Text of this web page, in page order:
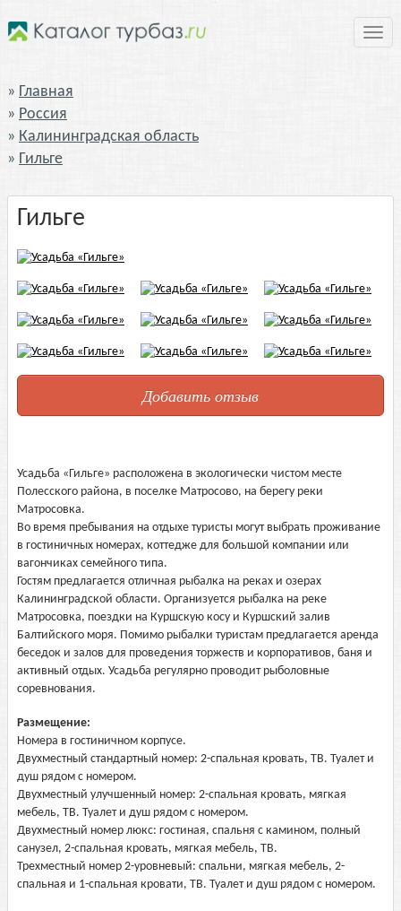
Главная
Россия
Калининградская область
Гильге
Гильге
Добавить отзыв
Усадьба «Гильге» расположена в экологически чистом месте
Полесского района, в поселке Матросово, на берегу реки
Матросовка.
Во время пребывания на отдыхе туристы могут выбрать проживание
в гостиничных номерах, коттедже для большой компании или
вагончиках семейного типа.
Гостям предлагается отличная рыбалка на реках и озерах
Калининградской области. Организуется рыбалка на реке
Матросовка, поездки на Куршскую косу и Куршский залив
Балтийского моря. Помимо рыбалки туристам предлагается аренда
беседок и залов для проведения торжеств и корпоративов, баня и
активный отдых. Усадьба регулярно проводит рыболовные
соревнования.
Размещение:
Номера в гостиничном корпусе.
Двухместный стандартный номер: 2-спальная кровать, ТВ. Туалет и
душ рядом с номером.
Двухместный улучшенный номер: 2-спальная кровать, мягкая
мебель, ТВ. Туалет и душ рядом с номером.
Двухместный номер люкс: гостиная, спальня с камином, полный
санузел, 2-спальная кровать, мягкая мебель, ТВ.
Трехместный номер 2-уровневый: спальни, мягкая мебель, 2-
спальная и 1-спальная кровати, ТВ. Туалет и душ рядом с номером.